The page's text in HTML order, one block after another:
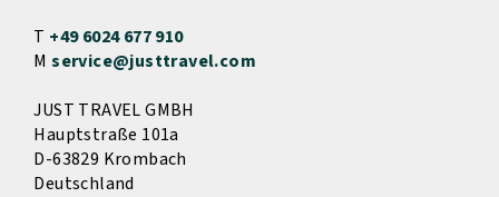
T +49 6024 677 910
Mservice@justtravel.com
JUST TRAVEL GMBH
Hauptstraße 101a
D-63829 Krombach
Deutschland